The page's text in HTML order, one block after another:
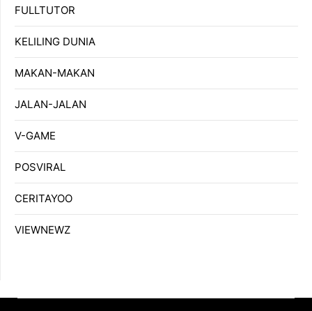
FULLTUTOR
KELILING DUNIA
MAKAN-MAKAN
JALAN-JALAN
V-GAME
POSVIRAL
CERITAYOO
VIEWNEWZ